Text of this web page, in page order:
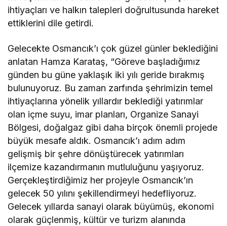
ihtiyaçları ve halkın talepleri doğrultusunda hareket
ettiklerini dile getirdi.
Gelecekte Osmancık’ı çok güzel günler beklediğini
anlatan Hamza Karataş, “Göreve başladığımız
günden bu güne yaklaşık iki yılı geride bırakmış
bulunuyoruz. Bu zaman zarfında şehrimizin temel
ihtiyaçlarına yönelik yıllardır beklediği yatırımlar
olan içme suyu, imar planları, Organize Sanayi
Bölgesi, doğalgaz gibi daha birçok önemli projede
büyük mesafe aldık. Osmancık’ı adım adım
gelişmiş bir şehre dönüştürecek yatırımları
ilçemize kazandırmanın mutluluğunu yaşıyoruz.
Gerçekleştirdiğimiz her projeyle Osmancık’ın
gelecek 50 yılını şekillendirmeyi hedefliyoruz.
Gelecek yıllarda sanayi olarak büyümüş, ekonomi
olarak güçlenmiş, kültür ve turizm alanında